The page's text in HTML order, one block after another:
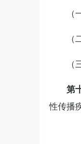
第
性传播